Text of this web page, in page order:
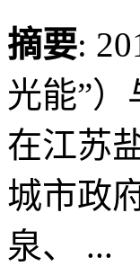
摘要:
光能”
在江苏
城市政
泉、 ...